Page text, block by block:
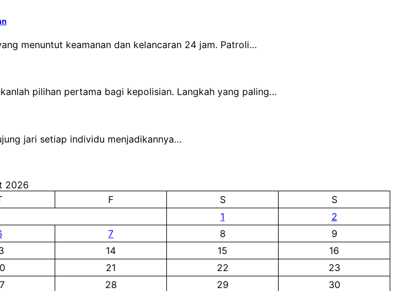
menuntut keamanan dan kelancaran 24 jam. Patroli…
pilihan pertama bagi kepolisian. Langkah yang paling…
jari setiap individu menjadikannya…
2026
F S
S
1
2
7 8
9
14 15
16
21 22
23
28 29
30